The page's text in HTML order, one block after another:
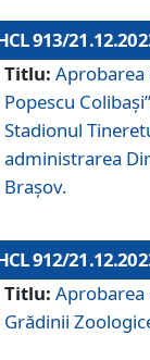
913/
Titlu: Aprobarea
Popescu
Stadionul
administrarea
Brașov.
912/
Titlu:
Grădinii